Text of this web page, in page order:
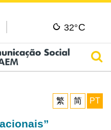
32°C
繁
简 PT